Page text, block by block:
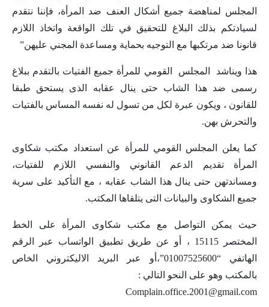
المجلس لمناهضة جميع أشكال العنف ضد المرأة، فإننا نتقدم
لسيادتكم بذلك البلاغ للتحقيق في تلك الواقعة واتخاذ اللازم
قانونا ضد مرتكبها مع التوجيه بحماية ومساعدة المجني عليهن”
هذا ويناشد المجلس القومي للمرأة جميع الفتيات بالتقدم ببلاغ
رسمى ضد هذا الشاب حتى ينال عقابه الذى يستحق طبقا
للقانون ، ويكون عبرة لكل من تسول له نفسه المساس بالفتيات
والتحرش بهن.
كما يعلن المجلس القومي للمرأة عن استعداد مكتب شكاوى
المرأة تقديم الدعم القانوني والنفسي اللازم للفتيات،
ومساندتهن حتى ينال هذا الشاب عقابه ، مع التأكيد على سرية
جميع الشكاوى والبيانات التى يتلقاها المكتب.
حيث يمكن التواصل مع مكتب شكاوى المرأة على الخط
المختصر 15115 ، أو عن طريق تطبيق الواتساب عبر الرقم
الهاتفي “01007525600”،أو عبر البريد الاليكتروني الخاص
بالمكتب وهو على النحو التالي :
Complain.office.2001@gmail.com